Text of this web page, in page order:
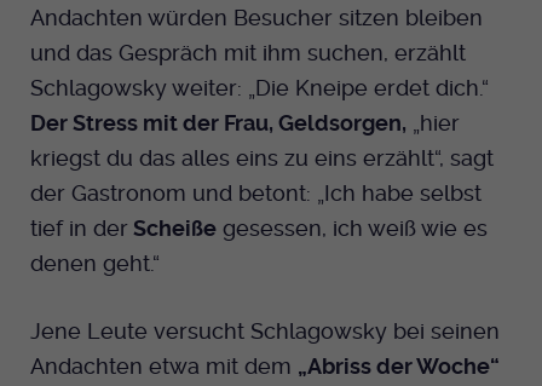
Andachten würden Besucher sitzen bleiben
und das Gespräch mit ihm suchen, erzählt
Schlagowsky weiter: „Die Kneipe erdet dich.“
Der Stress mit der Frau, Geldsorgen, „hier
kriegst du das alles eins zu eins erzählt“, sagt
der Gastronom und betont: „Ich habe selbst
tief in der Scheiße gesessen, ich weiß wie es
denen geht.“
Jene Leute versucht Schlagowsky bei seinen
Andachten etwa mit dem „Abriss der Woche“